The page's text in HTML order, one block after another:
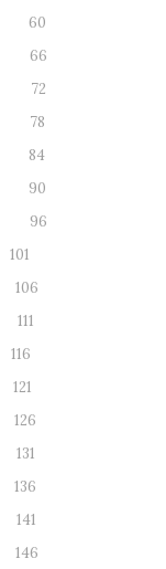
60
66
72
78
84
90
96
101
106
111
116
121
126
131
136
141
146